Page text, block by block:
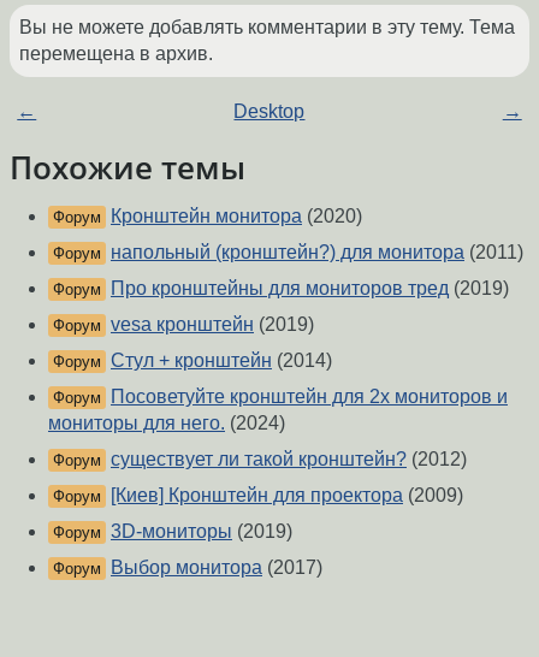
Вы не можете добавлять комментарии в эту тему. Тема
перемещена в архив.
← Desktop →
Похожие темы
Форум Кронштейн монитора (2020)
Форум напольный (кронштейн?) для монитора (2011)
Форум Про кронштейны для мониторов тред (2019)
Форум vesa кронштейн (2019)
Форум Стул + кронштейн (2014)
Форум
Посоветуйте кронштейн для 2х мониторов и
мониторы для него. (2024)
Форум существует ли такой кронштейн? (2012)
Форум [Киев] Кронштейн для проектора (2009)
Форум 3D-мониторы (2019)
Форум Выбор монитора (2017)